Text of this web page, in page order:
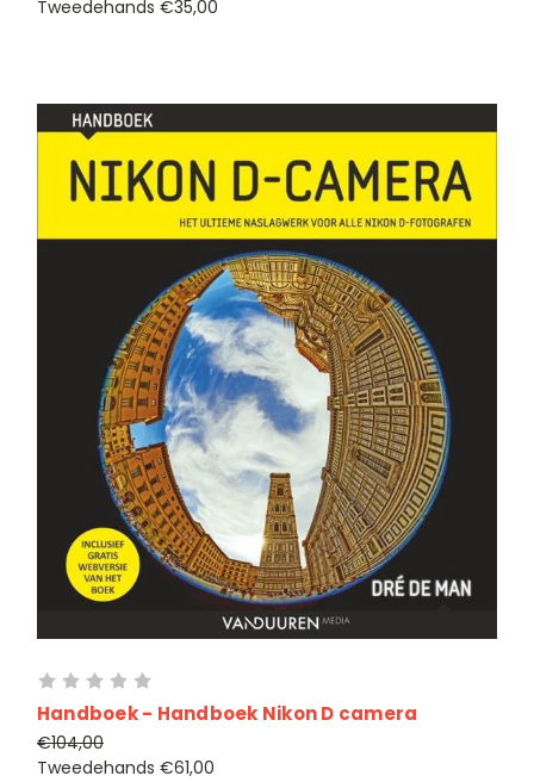
Tweedehands €35,00
Handboek - Handboek Nikon D camera
€104,00
Tweedehands €61,00